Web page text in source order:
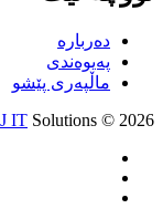
دەربارە
پەیوەندی
ماڵپەری پێشو
2026 ©
IT Solutions